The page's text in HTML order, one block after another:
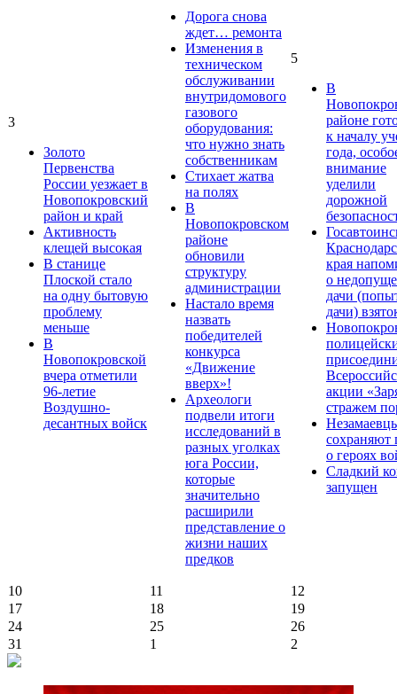
3
Золото
Первенства
России уезжает в
Новопокровский
район и край
Активность
клещей высокая
В станице
Плоской стало
на одну бытовую
проблему
меньше
В
Новопокровской
вчера отметили
96-летие
Воздушно-
десантных войск
Дорога снова
ждет… ремонта
Изменения в
техническом
обслуживании
внутридомового
газового
оборудования:
что нужно знать
собственникам
Стихает жатва
на полях
В
Новопокровском
районе
обновили
структуру
администрации
Настало время
назвать
победителей
конкурса
«Движение
вверх»!
Археологи
подвели итоги
исследований в
разных уголках
юга России,
которые
значительно
расширили
представление о
жизни наших
предков
5
В
районе
к началу
года,
внимание
уделили
дорожной
края
о
дачи
дачи)
акции
стражем
сохраняют
о героях
Сладкий
запущен
10 11
12
17
18
19
24
25
26
31
1 2